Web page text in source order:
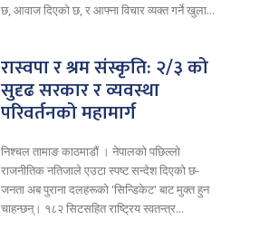
छ, आवाज दिएको छ, र आफ्ना विचार व्यक्त गर्ने खुला...
रास्वपा र श्रम संस्कृति: २/३ को
सुदृढ सरकार र व्यवस्था
परिवर्तनको महामार्ग
निश्चल तामाङ काठमाडौं । नेपालको पछिल्लो
राजनीतिक नतिजाले एउटा स्पष्ट सन्देश दिएको छ-
जनता अब पुराना दलहरूको 'सिन्डिकेट' बाट मुक्त हुन
चाहन्छन्। १८२ सिटसहित राष्ट्रिय स्वतन्त्र...